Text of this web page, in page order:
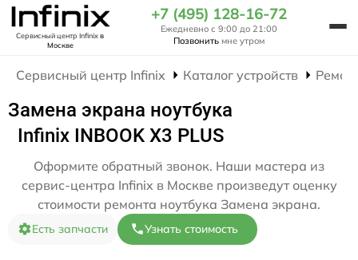
Сервисный центр Infinixв
Москве
+7 (495) 128-16-72
Ежедневно с 9:00 до 21:00
Позвонить мне утром
Сервисный центр Infinix Каталог устройств
Замена экрана ноутбука
Infinix INBOOK X3 PLUS
Оформите обратный звонок. Наши мастера из
сервис-центра Infinix в Москве произведут оценку
стоимости ремонта ноутбука Замена экрана.
Есть запчасти Узнать стоимость